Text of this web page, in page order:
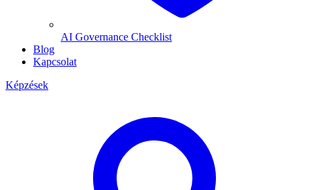
AI Governance Checklist
Blog
Kapcsolat
Képzések